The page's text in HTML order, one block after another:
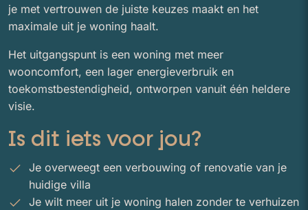
je met vertrouwen de juiste keuzes maakt en het
maximale uit je woning haalt.
Het uitgangspunt is een woning met meer
wooncomfort, een lager energieverbruik en
toekomstbestendigheid, ontworpen vanuit één heldere
visie.
Is dit iets voor jou?
Je overweegt een verbouwing of renovatie van je
huidige villa
Je wilt meer uit je woning halen zonder te verhuizen